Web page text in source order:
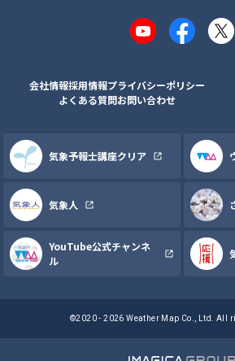
YouTubeFacebook
X
会社情報採用情報プライバシーポリシー
よくある質問お問い合わせ
気象予報士講座クリア
気象人
YouTube公式チャンネ
ル
©2020 - 2026 Weather Map Co., Ltd. All